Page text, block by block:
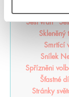
Šest vran
Skleněný
Smrtící
Snílek
Spřízněni
Šťastné
Stránky